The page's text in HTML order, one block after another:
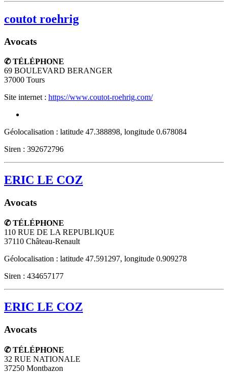
coutot roehrig
Avocats
✆ TÉLÉPHONE
69 BOULEVARD BERANGER
37000 Tours
Site internet : https://www.coutot-roehrig.com/
Géolocalisation : latitude 47.388898, longitude 0.678084
Siren : 392672796
ERIC LE COZ
Avocats
✆ TÉLÉPHONE
110 RUE DE LA REPUBLIQUE
37110 Château-Renault
Géolocalisation : latitude 47.591297, longitude 0.909278
Siren : 434657177
ERIC LE COZ
Avocats
✆ TÉLÉPHONE
32 RUE NATIONALE
37250 Montbazon